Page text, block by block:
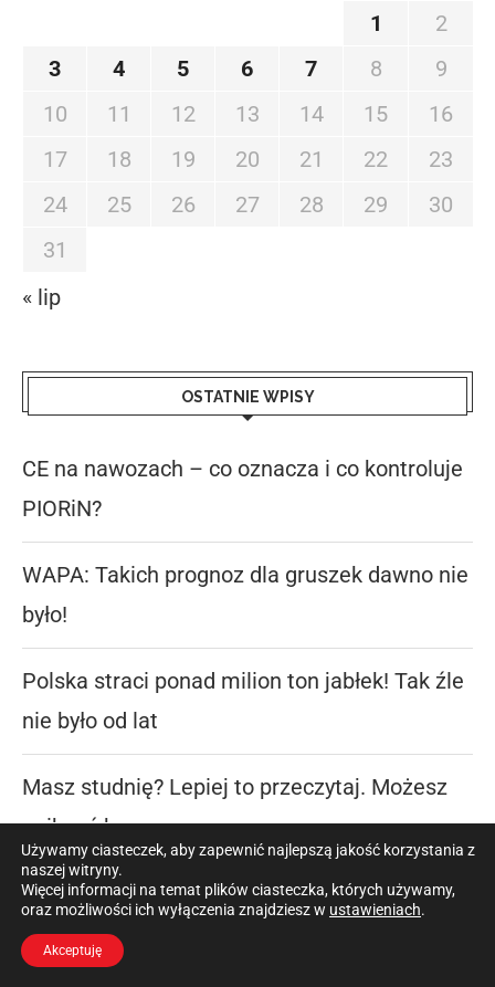
1
2
3
4 5 6 7 8
9
10
11 12 13 14 15
16
17
18 19 20 21 22
23
24
25 26 27 28 29
30
31
« lip
OSTATNIE WPISY
CE na nawozach – co oznacza i co kontroluje
PIORiN?
WAPA: Takich prognoz dla gruszek dawno nie
było!
Polska straci ponad milion ton jabłek! Tak źle
nie było od lat
Masz studnię? Lepiej to przeczytaj. Możesz
uniknąć kary
Lider nie odpuszcza, ale rynek mocno
hamuje. Te ciągniki rolnicy kupują najczęściej
w 2026 roku
Używamy ciasteczek, aby zapewnić najlepszą jakość korzystania z
naszej witryny.
Więcej informacji na temat plików ciasteczka, których używamy,
oraz możliwości ich wyłączenia znajdziesz w ustawieniach.
Akceptuję